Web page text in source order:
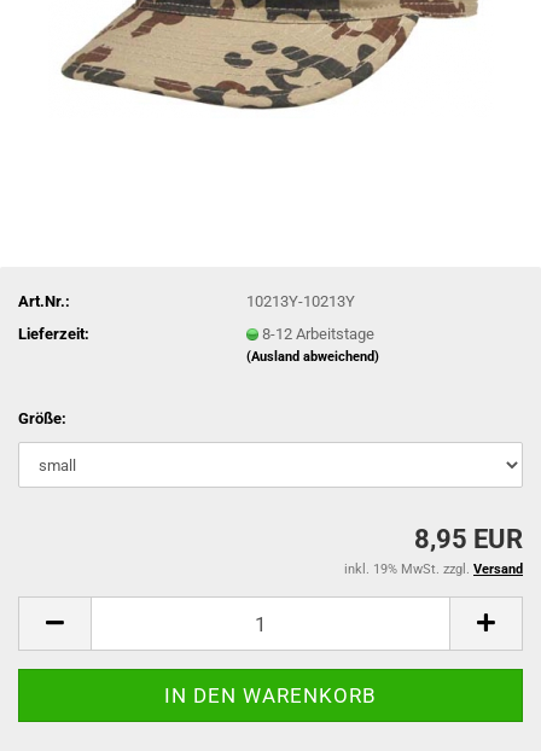
Art.Nr.:
10213Y-10213Y
Lieferzeit:
8-12 Arbeitstage
(Ausland abweichend)
Größe:
8,95 EUR
inkl. 19% MwSt. zzgl. Versand